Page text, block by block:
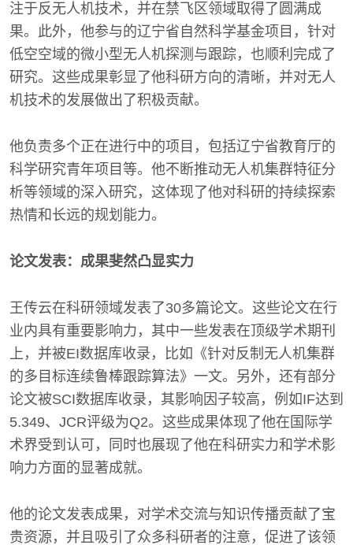
注于反无人机技术，并在禁飞区领域取得了圆满成
果。此外，他参与的辽宁省自然科学基金项目，针对
低空空域的微小型无人机探测与跟踪，也顺利完成了
研究。这些成果彰显了他科研方向的清晰，并对无人
机技术的发展做出了积极贡献。
他负责多个正在进行中的项目，包括辽宁省教育厅的
科学研究青年项目等。他不断推动无人机集群特征分
析等领域的深入研究，这体现了他对科研的持续探索
热情和长远的规划能力。
论文发表：成果斐然凸显实力
王传云在科研领域发表了30多篇论文。这些论文在行
业内具有重要影响力，其中一些发表在顶级学术期刊
上，并被EI数据库收录，比如《针对反制无人机集群
的多目标连续鲁棒跟踪算法》一文。另外，还有部分
论文被SCI数据库收录，其影响因子较高，例如IF达到
5.349、JCR评级为Q2。这些成果体现了他在国际学
术界受到认可，同时也展现了他在科研实力和学术影
响力方面的显著成就。
他的论文发表成果，对学术交流与知识传播贡献了宝
贵资源，并且吸引了众多科研者的注意，促进了该领